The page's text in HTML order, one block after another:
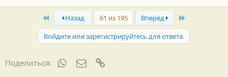
First Назад 61 из 195 Вперёд Last
Войдите или зарегистрируйтесь для ответа.
Поделиться: WhatsAppЭлектронная почта